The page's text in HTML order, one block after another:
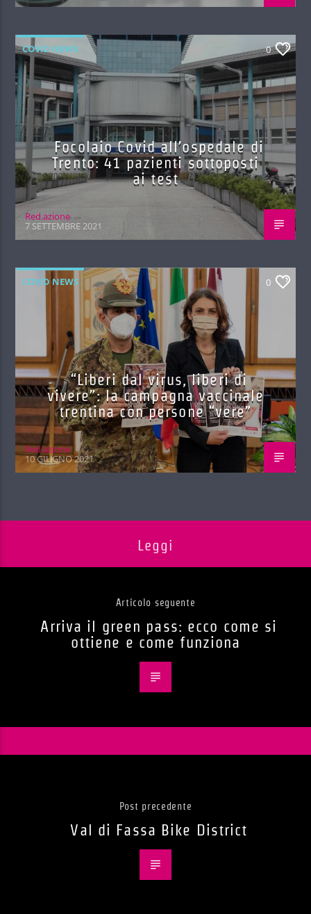
COVID NEWS 0
Focolaio Covid all’ospedale di
Trento: 41 pazienti sottoposti
ai test
Red.azione
7 SETTEMBRE 2021
COVID NEWS 0
“Liberi dal virus, liberi di
vivere”: la campagna vaccinale
trentina con persone “vere”
Red.azione
10 GIUGNO 2021
Leggi
Articolo seguente
Arriva il green pass: ecco come si
ottiene e come funziona
Post precedente
Val di Fassa Bike District